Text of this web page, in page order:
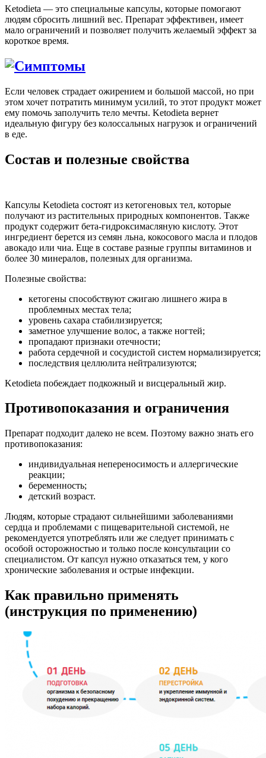
Ketodieta — это специальные капсулы, которые помогают
людям сбросить лишний вес. Препарат эффективен, имеет
мало ограничений и позволяет получить желаемый эффект за
короткое время.
Если человек страдает ожирением и большой массой, но при
этом хочет потратить минимум усилий, то этот продукт может
ему помочь заполучить тело мечты. Ketodieta вернет
идеальную фигуру без колоссальных нагрузок и ограничений
в еде.
Состав и полезные свойства
Капсулы Ketodieta состоят из кетогеновых тел, которые
получают из растительных природных компонентов. Также
продукт содержит бета-гидроксимасляную кислоту. Этот
ингредиент берется из семян льна, кокосового масла и плодов
авокадо или чиа. Еще в составе разные группы витаминов и
более 30 минералов, полезных для организма.
Полезные свойства:
кетогены способствуют сжигаю лишнего жира в
проблемных местах тела;
уровень сахара стабилизируется;
заметное улучшение волос, а также ногтей;
пропадают признаки отечности;
работа сердечной и сосудистой систем нормализируется;
последствия целлюлита нейтрализуются;
Ketodieta побеждает подкожный и висцеральный жир.
Противопоказания и ограничения
Препарат подходит далеко не всем. Поэтому важно знать его
противопоказания:
индивидуальная непереносимость и аллергические
реакции;
беременность;
детский возраст.
Людям, которые страдают сильнейшими заболеваниями
сердца и проблемами с пищеварительной системой, не
рекомендуется употреблять или же следует принимать с
особой осторожностью и только после консультации со
специалистом. От капсул нужно отказаться тем, у кого
хронические заболевания и острые инфекции.
Как правильно применять
(инструкция по применению)